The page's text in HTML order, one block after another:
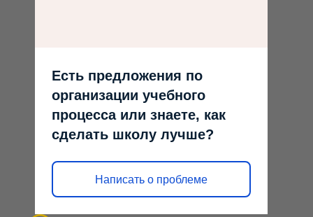
Есть предложения по
организации учебного
процесса или знаете, как
сделать школу лучше?
Написать о проблеме